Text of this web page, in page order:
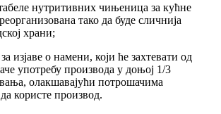
нутритивних чињеница за кућне
тако да буде сличнија
храни;
изјаве о намени, који ће захтевати од
употребу производа у доњој 1/3
олакшавајући потрошачима
користе производ.